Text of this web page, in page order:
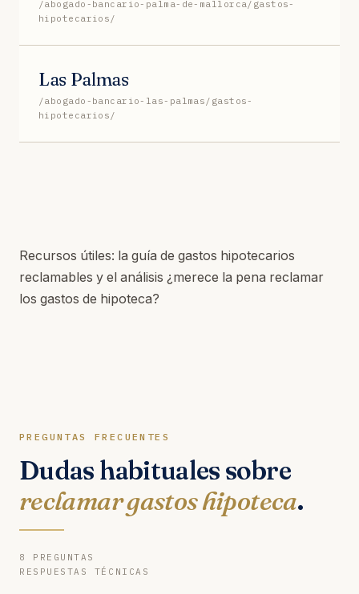
/abogado-bancario-palma-de-mallorca/gastos-
hipotecarios/
Las Palmas
/abogado-bancario-las-palmas/gastos-
hipotecarios/
Recursos útiles: la guía de gastos hipotecarios
reclamables y el análisis ¿merece la pena reclamar
los gastos de hipoteca?
PREGUNTAS FRECUENTES
Dudas habituales sobre
reclamar gastos hipoteca.
8 PREGUNTAS
RESPUESTAS TÉCNICAS